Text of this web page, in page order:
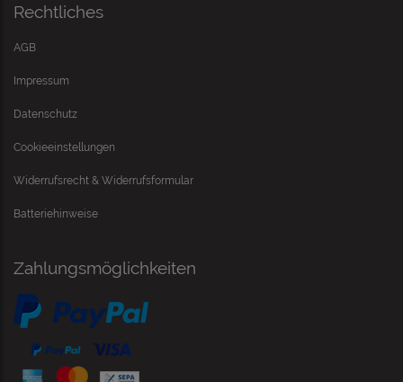
Rechtliches
AGB
Impressum
Datenschutz
Cookieeinstellungen
Widerrufsrecht & Widerrufsformular
Batteriehinweise
Zahlungsmöglichkeiten